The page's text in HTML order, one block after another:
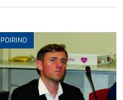
POIRINO